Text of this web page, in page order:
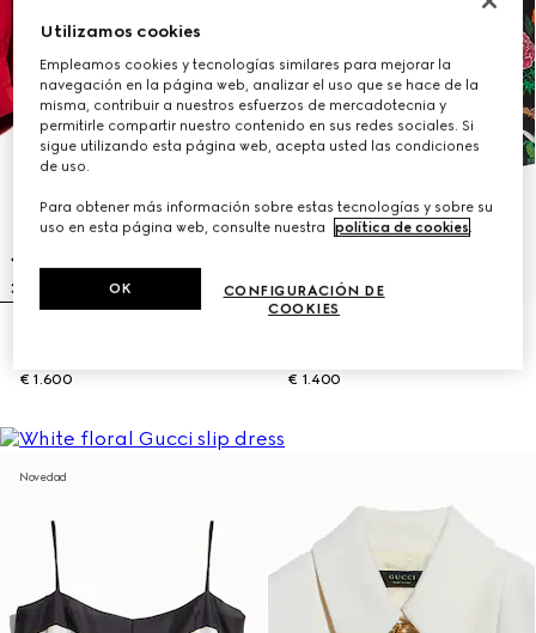
€ 1.600
€ 1.400
Novedad
Utilizamos cookies
Empleamos cookies y tecnologías similares para mejorar la
navegación en la página web, analizar el uso que se hace de la
misma, contribuir a nuestros esfuerzos de mercadotecnia y
permitirle compartir nuestro contenido en sus redes sociales. Si
sigue utilizando esta página web, acepta usted las condiciones
de uso.
Para obtener más información sobre estas tecnologías y sobre su
uso en esta página web, consulte nuestra
política de cookies.
CONFIGURACIÓN DE
COOKIES
OK